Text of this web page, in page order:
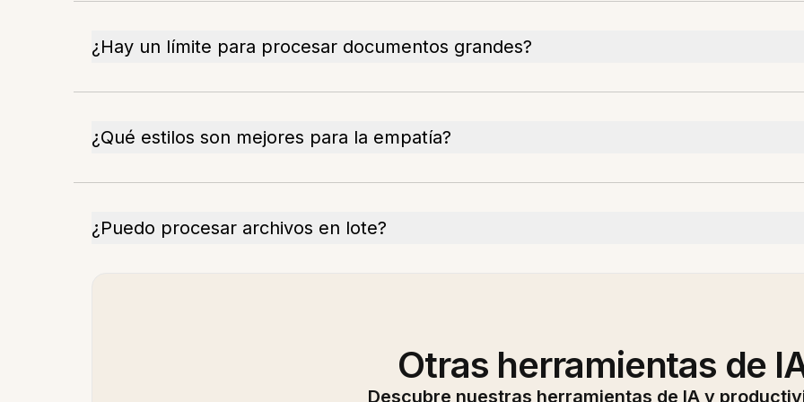
¿Hay un límite para procesar documentos grandes?
¿Qué estilos son mejores para la empatía?
¿Puedo procesar archivos en lote?
Otras herramientas de
Descubre nuestras herramientas de IA y